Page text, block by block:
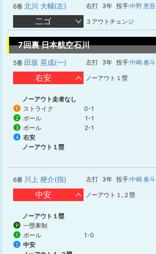
6番 北川 大輔(左) 右打 3年 投手:中野 恵吾
二ゴ ３アウトチェンジ
7回裏 日本航空石川
5番 田坂 晃成(一) 左打 3年 投手:中嶋 奏斗
右安 ノーアウト１塁
ノーアウト走者なし
1 ストライク 0-1
2 ボール 1-1
3 ボール 2-1
4
右安
ノーアウト１塁
6番 川上 梗介(指) 左打 3年 投手:中嶋 奏斗
中安 ノーアウト１,２塁
ノーアウト１塁
P 一塁牽制
1 ボール 1-0
2
中安